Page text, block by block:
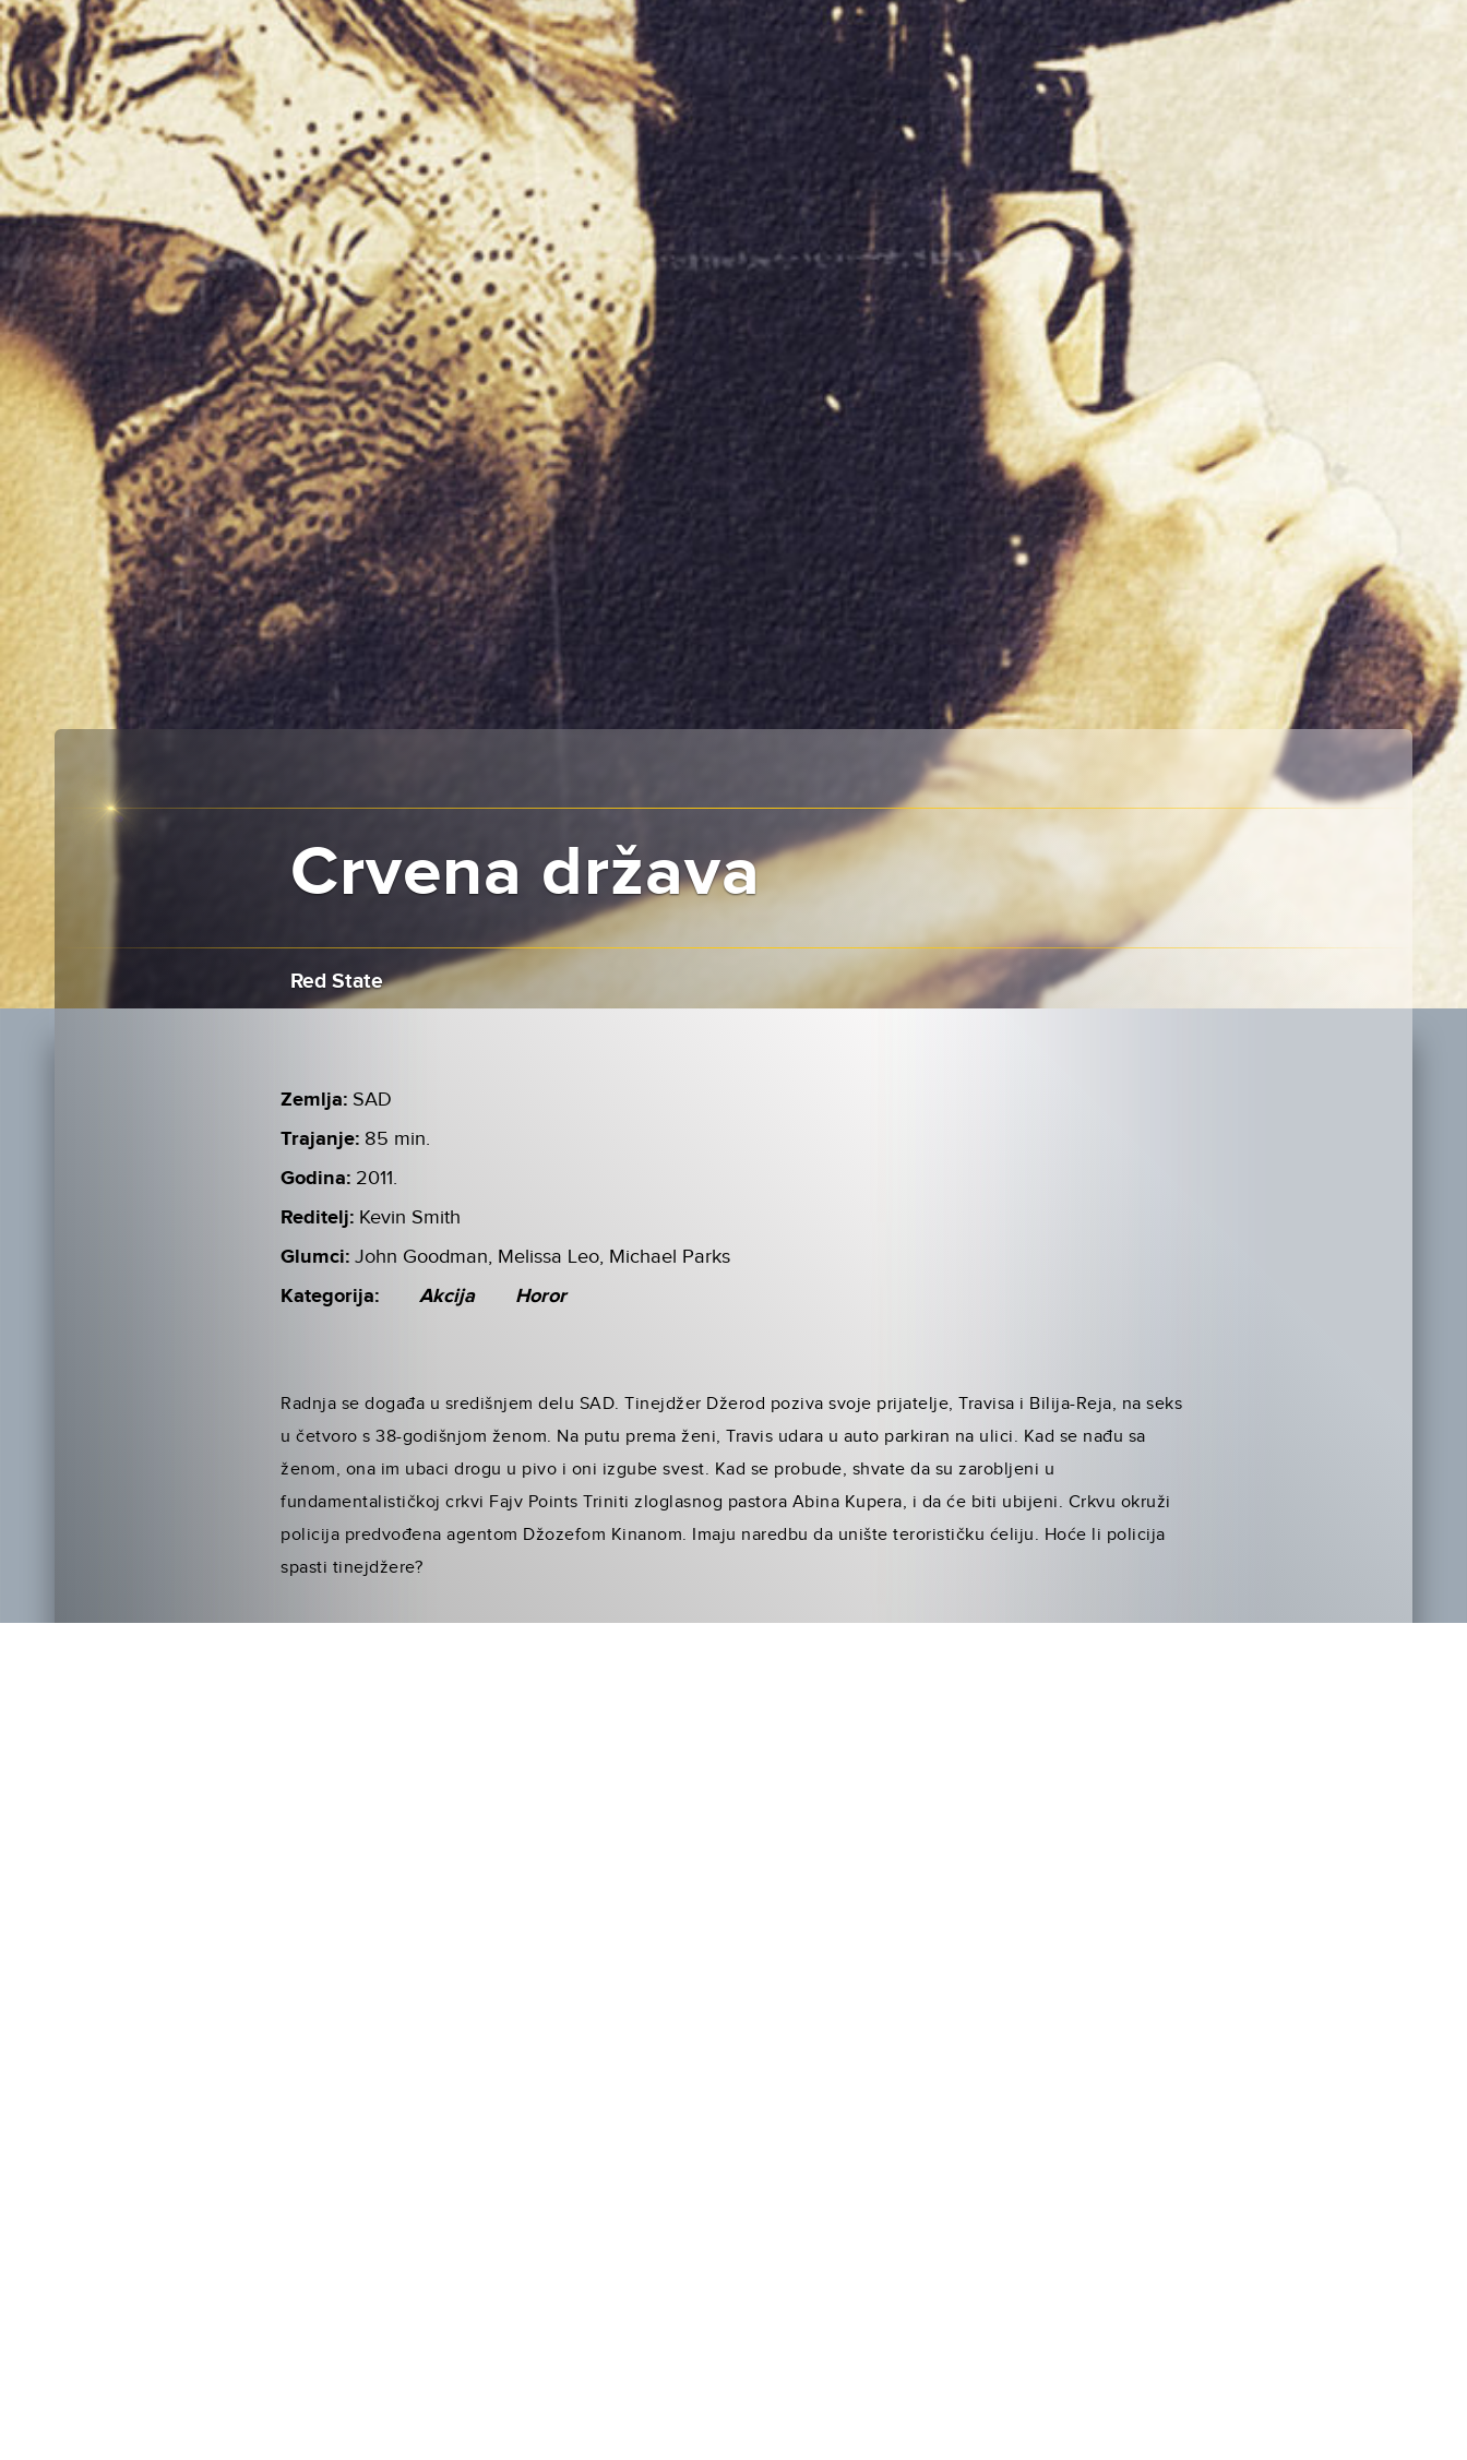
Crvena država
Red State
Zemlja: SAD
Trajanje: 85 min.
Godina: 2011.
Reditelj: Kevin Smith
Glumci: John Goodman, Melissa Leo, Michael Parks
Kategorija: Akcija Horor
Radnja se događa u središnjem delu SAD. Tinejdžer Džerod poziva svoje prijatelje, Travisa i Bilija-Reja, na seks
u četvoro s 38-godišnjom ženom. Na putu prema ženi, Travis udara u auto parkiran na ulici. Kad se nađu sa
ženom, ona im ubaci drogu u pivo i oni izgube svest. Kad se probude, shvate da su zarobljeni u
fundamentalističkoj crkvi Fajv Points Triniti zloglasnog pastora Abina Kupera, i da će biti ubijeni. Crkvu okruži
policija predvođena agentom Džozefom Kinanom. Imaju naredbu da unište terorističku ćeliju. Hoće li policija
spasti tinejdžere?